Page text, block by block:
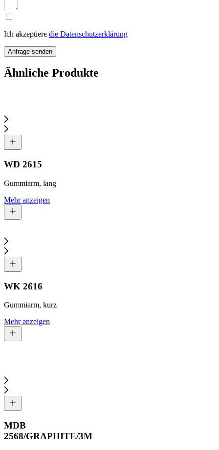
Ich akzeptiere die Datenschutzerklärung
Anfrage senden
Ähnliche Produkte
WD 2615
Gummiarm, lang
Mehr anzeigen
WK 2616
Gummiarm, kurz
Mehr anzeigen
MDB
2568/GRAPHITE/3M